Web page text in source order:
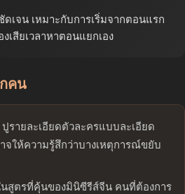
เจน เหมาะกับการเริ่มจากตอนแรก
สียเวลาหาตอนแยกเอง
คน
รายละเอียดตัวละครแบบละเอียด
จให้ความรู้สึกว่าบางเหตุการณ์ขยับ
สูตรที่คุ้นของมินิซีรีส์จีน คนที่ต้องการ